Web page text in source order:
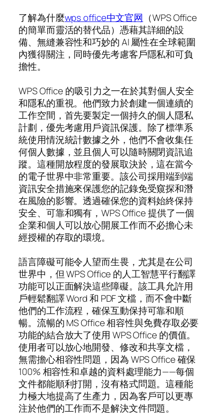
了解為什麼wps office中文官网 （WPS Office
的簡單而靈活的替代品）憑藉其詳細的設
備、無縫兼容性和巧妙的 AI 屬性在全球範圍
內獲得關注，同時優先考慮客戶隱私和可負
擔性。
WPS Office 的吸引力之一在於其對個人安全
和隱私的重視。他們致力於創建一個連續的
工作空間，首先要製定一個持久的個人隱私
計劃，優先考慮用戶資訊保護。除了標準系
統使用情況統計數據之外，他們不會收集任
何個人數據，並且個人可以隨時關閉資訊追
蹤。這種開放程度的發展取決於，這在當今
的電子世界中非常重要。該公司採用端到端
資訊安全措施來保護您的記錄免受窺探和潛
在風險的影響。透過確保您的資料始終保持
安全、可靠和獨有，WPS Office 提供了一個
企業和個人可以放心開展工作而不必擔心未
經授權的存取的環境。
語言障礙可能令人望而生畏，尤其是在公司
世界中，但 WPS Office 的人工智慧平行翻譯
功能可以正面解決這些障礙。該工具允許用
戶輕鬆翻譯 Word 和 PDF 文檔，而不會中斷
他們的工作流程，確保互動保持可靠和順
暢。流暢的 MS Office 相容性與免費存取必要
功能的結合放大了使用 WPS Office 的價值。
使用者可以放心地開發、修改和共享文檔，
無需擔心相容性問題，因為 WPS Office 確保
100% 相容性和卓越的資料處理能力——每個
文件都能順利打開，沒有格式問題。這種能
力極大地提高了生產力，因為客戶可以更專
注於他們的工作而不是解決文件問題。